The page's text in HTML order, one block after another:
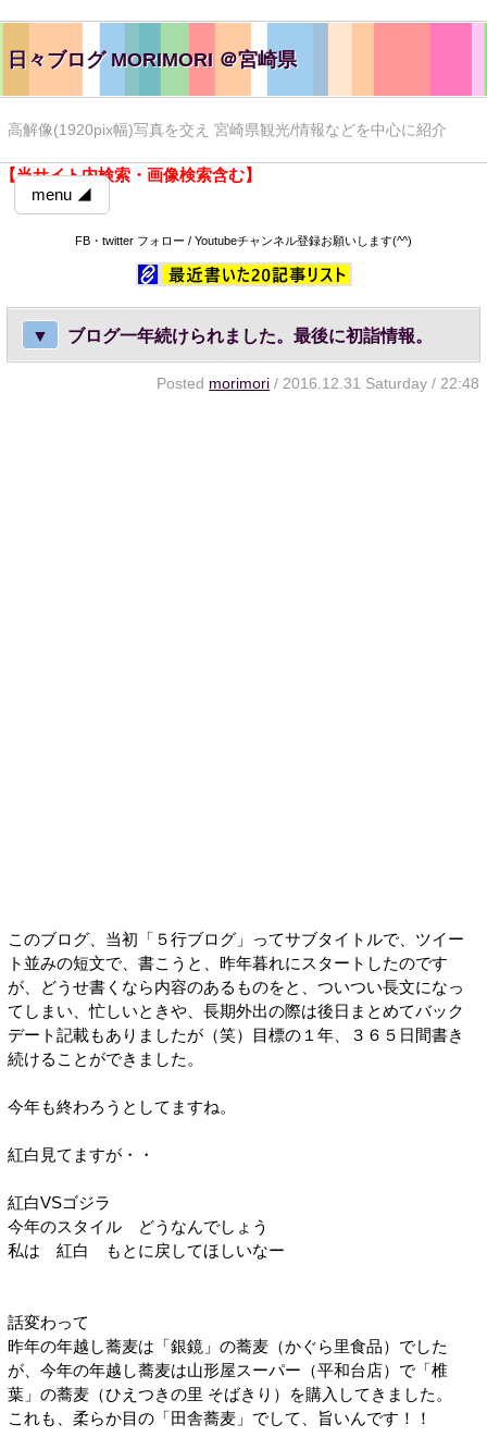
日々ブログ MORIMORI ＠宮崎県
高解像(1920pix幅)写真を交え 宮崎県観光/情報などを中心に紹介
【当サイト内検索・画像検索含む】
menu ◢
FB・twitter フォロー / Youtubeチャンネル登録お願いします(^^)
▼ ブログ一年続けられました。最後に初詣情報。
Posted morimori / 2016.12.31 Saturday / 22:48
このブログ、当初「５行ブログ」ってサブタイトルで、ツイー
ト並みの短文で、書こうと、昨年暮れにスタートしたのです
が、どうせ書くなら内容のあるものをと、ついつい長文になっ
てしまい、忙しいときや、長期外出の際は後日まとめてバック
デート記載もありましたが（笑）目標の１年、３６５日間書き
続けることができました。
今年も終わろうとしてますね。
紅白見てますが・・
紅白VSゴジラ
今年のスタイル どうなんでしょう
私は 紅白 もとに戻してほしいなー
話変わって
昨年の年越し蕎麦は「銀鏡」の蕎麦（かぐら里食品）でした
が、今年の年越し蕎麦は山形屋スーパー（平和台店）で「椎
葉」の蕎麦（ひえつきの里 そばきり）を購入してきました。
これも、柔らか目の「田舎蕎麦」でして、旨いんです！！